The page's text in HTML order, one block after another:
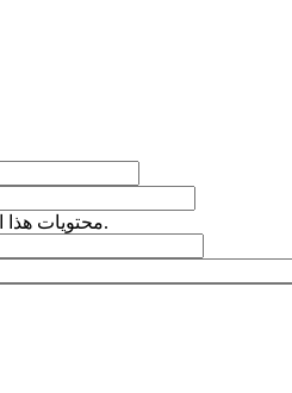
محتويات هذا الحقل سرّية ولن تظهر للآخرين.